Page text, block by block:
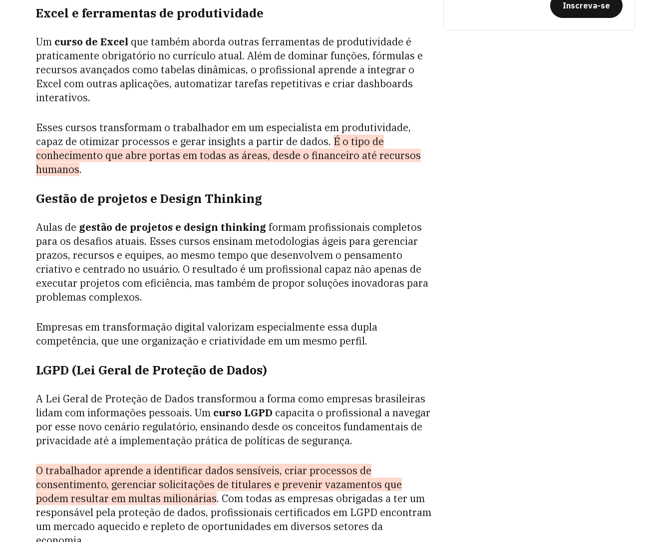
Excel e ferramentas de produtividade
Um curso de Excel que também aborda outras ferramentas de produtividade é
praticamente obrigatório no currículo atual. Além de dominar funções, fórmulas e
recursos avançados como tabelas dinâmicas, o profissional aprende a integrar o
Excel com outras aplicações, automatizar tarefas repetitivas e criar dashboards
interativos.
Esses cursos transformam o trabalhador em um especialista em produtividade,
capaz de otimizar processos e gerar insights a partir de dados. É o tipo de
conhecimento que abre portas em todas as áreas, desde o financeiro até recursos
humanos.
Gestão de projetos e Design Thinking
Aulas de gestão de projetos e design thinking formam profissionais completos
para os desafios atuais. Esses cursos ensinam metodologias ágeis para gerenciar
prazos, recursos e equipes, ao mesmo tempo que desenvolvem o pensamento
criativo e centrado no usuário. O resultado é um profissional capaz não apenas de
executar projetos com eficiência, mas também de propor soluções inovadoras para
problemas complexos.
Empresas em transformação digital valorizam especialmente essa dupla
competência, que une organização e criatividade em um mesmo perfil.
LGPD (Lei Geral de Proteção de Dados)
A Lei Geral de Proteção de Dados transformou a forma como empresas brasileiras
lidam com informações pessoais. Um curso LGPD capacita o profissional a navegar
por esse novo cenário regulatório, ensinando desde os conceitos fundamentais de
privacidade até a implementação prática de políticas de segurança.
O trabalhador aprende a identificar dados sensíveis, criar processos de
consentimento, gerenciar solicitações de titulares e prevenir vazamentos que
podem resultar em multas milionárias. Com todas as empresas obrigadas a ter um
responsável pela proteção de dados, profissionais certificados em LGPD encontram
um mercado aquecido e repleto de oportunidades em diversos setores da
Inscreva-se